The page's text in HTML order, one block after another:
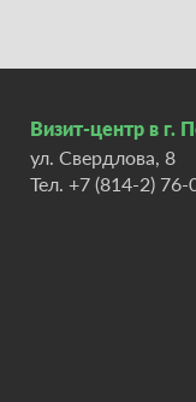
Визит-центр в г.
ул. Свердлова, 8
Тел. +7 (814-2) 76-